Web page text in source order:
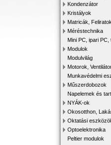
Kondenzátor
Kristályok
Matricák, Feliratok
Méréstechnika
Mini PC, ipari
Modulok
Modulvilág
Motorok,
Munkavédelmi
Műszerdobozok
Napelemek és
NYÁK-ok
Okosotthon,
Oktatási
Optoelektronika
Peltier modulok